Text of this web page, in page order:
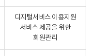
디지털서비스 이용지원
서비스 제공을 위한
회원관리